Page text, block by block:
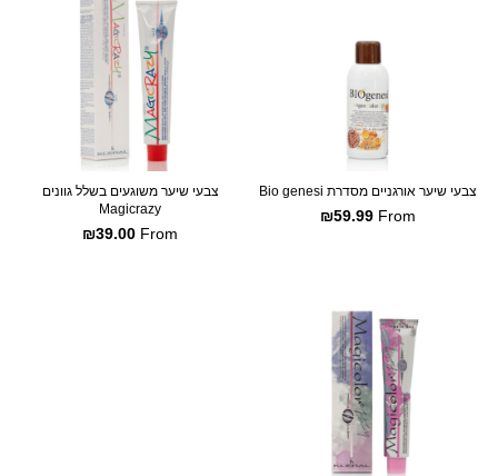
צבעי שיער אורגניים מסדרת Bio genesi
From
₪59.99
צבעי שיער משוגעים בשלל גוונים
Magicrazy
From
₪39.00